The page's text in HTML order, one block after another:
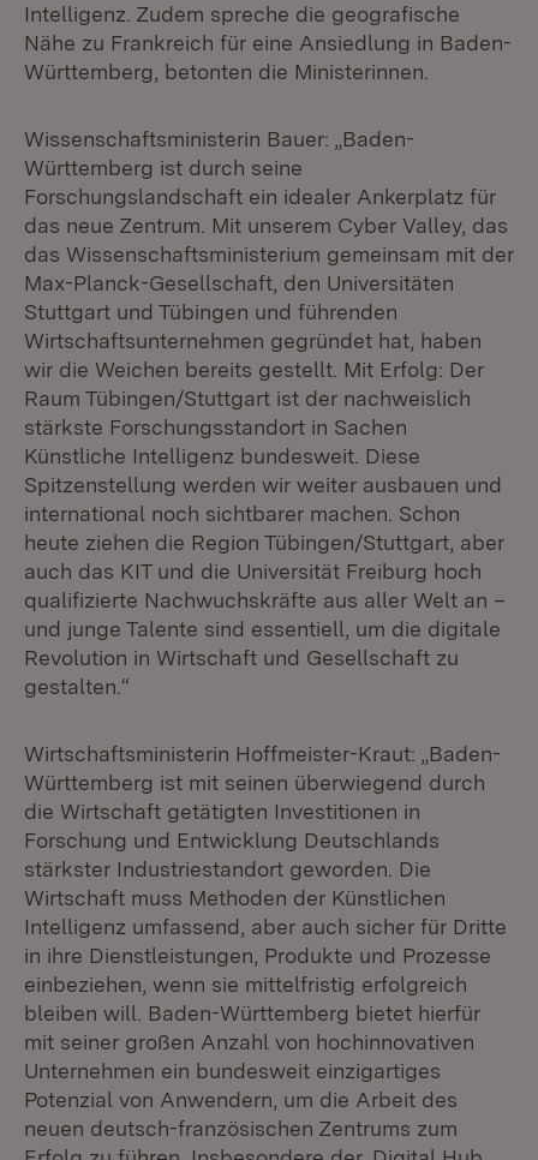
Intelligenz. Zudem spreche die geografische
Nähe zu Frankreich für eine Ansiedlung in Baden-
Württemberg, betonten die Ministerinnen.
Wissenschaftsministerin Bauer: „Baden-
Württemberg ist durch seine
Forschungslandschaft ein idealer Ankerplatz für
das neue Zentrum. Mit unserem Cyber Valley, das
das Wissenschaftsministerium gemeinsam mit der
Max-Planck-Gesellschaft, den Universitäten
Stuttgart und Tübingen und führenden
Wirtschaftsunternehmen gegründet hat, haben
wir die Weichen bereits gestellt. Mit Erfolg: Der
Raum Tübingen/Stuttgart ist der nachweislich
stärkste Forschungsstandort in Sachen
Künstliche Intelligenz bundesweit. Diese
Spitzenstellung werden wir weiter ausbauen und
international noch sichtbarer machen. Schon
heute ziehen die Region Tübingen/Stuttgart, aber
auch das KIT und die Universität Freiburg hoch
qualifizierte Nachwuchskräfte aus aller Welt an –
und junge Talente sind essentiell, um die digitale
Revolution in Wirtschaft und Gesellschaft zu
gestalten.“
Wirtschaftsministerin Hoffmeister-Kraut: „Baden-
Württemberg ist mit seinen überwiegend durch
die Wirtschaft getätigten Investitionen in
Forschung und Entwicklung Deutschlands
stärkster Industriestandort geworden. Die
Wirtschaft muss Methoden der Künstlichen
Intelligenz umfassend, aber auch sicher für Dritte
in ihre Dienstleistungen, Produkte und Prozesse
einbeziehen, wenn sie mittelfristig erfolgreich
bleiben will. Baden-Württemberg bietet hierfür
mit seiner großen Anzahl von hochinnovativen
Unternehmen ein bundesweit einzigartiges
Potenzial von Anwendern, um die Arbeit des
neuen deutsch-französischen Zentrums zum